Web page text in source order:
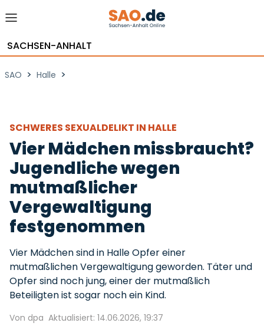
SACHSEN-ANHALT
SAO > Halle >
SCHWERES SEXUALDELIKT IN HALLE
Vier Mädchen missbraucht?
Jugendliche wegen
mutmaßlicher
Vergewaltigung
festgenommen
Vier Mädchen sind in Halle Opfer einer
mutmaßlichen Vergewaltigung geworden. Täter und
Opfer sind noch jung, einer der mutmaßlich
Beteiligten ist sogar noch ein Kind.
Von dpa Aktualisiert: 14.06.2026, 19:37